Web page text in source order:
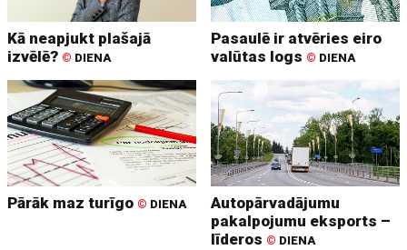
Kā neapjukt plašajā
izvēlē? © DIENA
Pasaulē ir atvēries eiro
valūtas logs © DIENA
Pārāk maz turīgo © DIENA
Autopārvadājumu
pakalpojumu eksports –
līderos © DIENA